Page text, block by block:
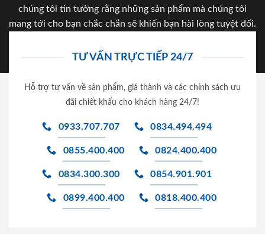
chúng tôi tin tưởng rằng những sản phẩm mà chúng tôi
mang tới cho bạn chắc chắn sẽ khiến bạn hài lòng tuyệt đối.
TƯ VẤN TRỰC TIẾP 24/7
Hỗ trợ tư vấn về sản phẩm, giá thành và các chính sách ưu
đãi chiết khấu cho khách hàng 24/7!
0933.707.707 0834.494.494
0855.400.400 0824.400.400
0834.300.300 0854.901.901
0899.400.400 0818.400.400